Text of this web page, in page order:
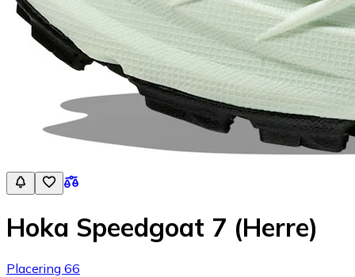
Hoka Speedgoat 7 (Herre)
Placering 66